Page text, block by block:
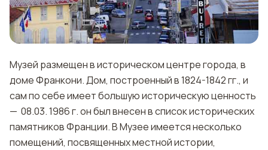
Музей размещен в историческом центре города, в
доме Франкони. Дом, построенный в 1824-1842 гг., и
сам по себе имеет большую историческую ценность
— 08.03. 1986 г. он был внесен в список исторических
памятников Франции. В Музее имеется несколько
помещений, посвященных местной истории,